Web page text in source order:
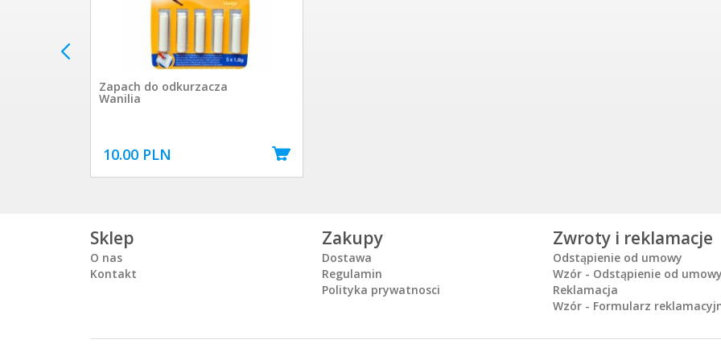
Zapach do odkurzacza
Wanilia
10.00 PLN
Sklep
O nas
Kontakt
Zakupy
Dostawa
Regulamin
Polityka prywatnosci
Zwroty i reklamacje
Odstąpienie od umowy
Wzór - Odstąpienie od
Reklamacja
Wzór - Formularz